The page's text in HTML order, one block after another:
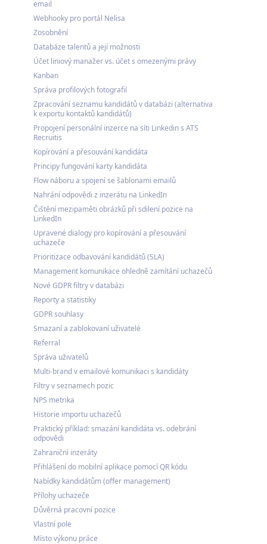
email
Webhooky pro portál Nelisa
Zosobnění
Databáze talentů a její možnosti
Účet liniový manažer vs. účet s omezenými právy
Kanban
Správa profilových fotografií
Zpracování seznamu kandidátů v databázi (alternativa
k exportu kontaktů kandidátů)
Propojení personální inzerce na síti Linkedin s ATS
Recruitis
Kopírování a přesouvání kandidáta
Principy fungování karty kandidáta
Flow náboru a spojení se šablonami emailů
Nahrání odpovědi z inzerátu na LinkedIn
Čištění mezipaměti obrázků při sdilení pozice na
LinkedIn
Upravené dialogy pro kopírování a přesouvání
uchazeče
Prioritizace odbavování kandidátů (SLA)
Management komunikace ohledně zamítání uchazečů
Nové GDPR filtry v databázi
Reporty a statistiky
GDPR souhlasy
Smazaní a zablokovaní uživatelé
Referral
Správa uživatelů
Multi-brand v emailové komunikaci s kandidáty
Filtry v seznamech pozic
NPS metrika
Historie importu uchazečů
Praktický příklad: smazání kandidáta vs. odebrání
odpovědi
Zahraniční inzeráty
Přihlášení do mobilní aplikace pomocí QR kódu
Nabídky kandidátům (offer management)
Přílohy uchazeče
Důvěrná pracovní pozice
Vlastní pole
Místo výkonu práce